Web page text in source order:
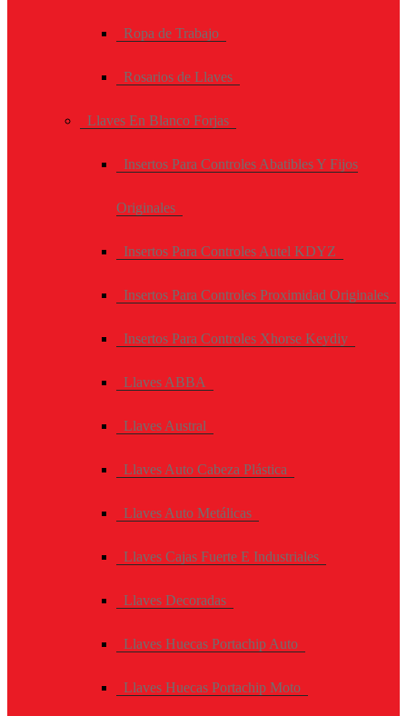
Ropa de Trabajo
Rosarios de Llaves
Llaves En Blanco Forjas
Insertos Para Controles Abatibles Y Fijos
Originales
Insertos Para Controles Autel KDYZ
Insertos Para Controles Proximidad Originales
Insertos Para Controles Xhorse Keydiy
Llaves ABBA
Llaves Austral
Llaves Auto Cabeza Plástica
Llaves Auto Metálicas
Llaves Cajas Fuerte E Industriales
Llaves Decoradas
Llaves Huecas Portachip Auto
Llaves Huecas Portachip Moto